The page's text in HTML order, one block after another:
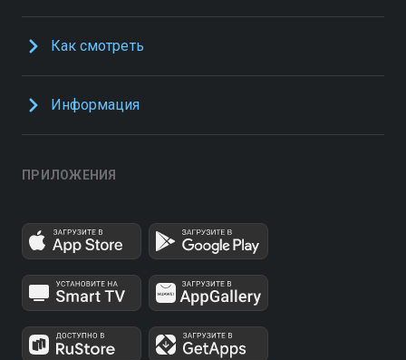
Как смотреть
Информация
ПРИЛОЖЕНИЯ